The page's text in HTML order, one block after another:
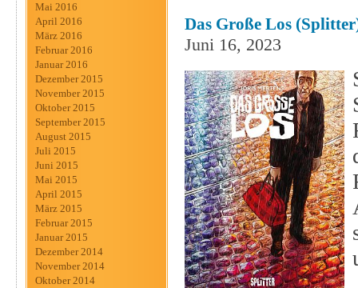
Mai 2016
April 2016
März 2016
Februar 2016
Januar 2016
Dezember 2015
November 2015
Oktober 2015
September 2015
August 2015
Juli 2015
Juni 2015
Mai 2015
April 2015
März 2015
Februar 2015
Januar 2015
Dezember 2014
November 2014
Oktober 2014
Das Große Los
Juni 16, 2023